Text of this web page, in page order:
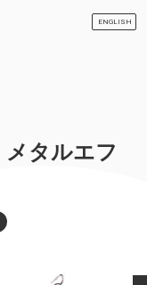
ENGLISH
メタルエフ